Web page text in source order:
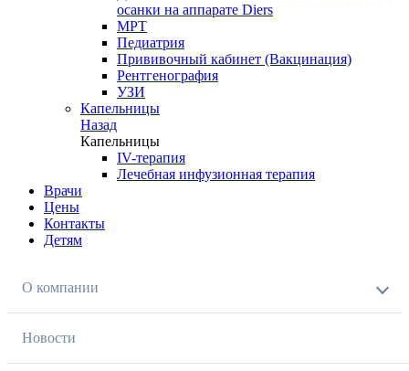
осанки на аппарате Diers
МРТ
Педиатрия
Прививочный кабинет (Вакцинация)
Рентгенография
УЗИ
Капельницы
Назад
Капельницы
IV-терапия
Лечебная инфузионная терапия
Врачи
Цены
Контакты
Детям
О компании
Новости